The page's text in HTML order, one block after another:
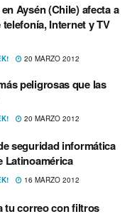
Aysén (Chile) afecta a
Internet y TV
20 MARZO 2012
peligrosas que las
20 MARZO 2012
seguridad informática
Latinoamérica
16 MARZO 2012
tu correo con filtros